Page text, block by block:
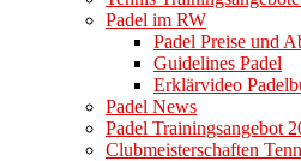
Padel im RW
Padel Preise und
Guidelines Padel
Erklärvideo
Padel News
Padel Trainingsangebot
Clubmeisterschaften